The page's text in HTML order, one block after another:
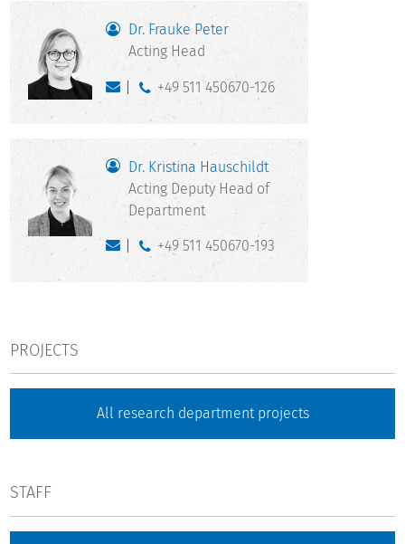
Dr. Frauke Peter
Acting Head
+49 511 450670-126
Dr. Kristina Hauschildt
Acting Deputy Head of
Department
+49 511 450670-193
PROJECTS
All research department projects
STAFF